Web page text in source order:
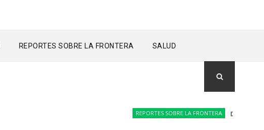
REPORTES SOBRE LA FRONTERA SALUD
REPORTES SOBRE LA FRONTERA Drones del